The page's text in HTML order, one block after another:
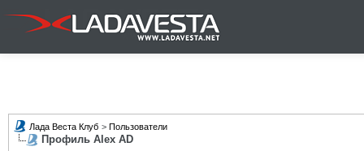
Лада Веста Клуб > Пользователи
Профиль Alex AD